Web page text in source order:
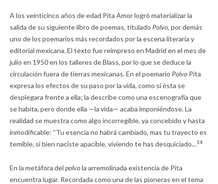
A los veinticinco años de edad Pita Amor logró materializar la
salida de su siguiente libro de poemas, titulado Polvo, por demás
uno de los poemarios más recordados por la escena literaria y
editorial mexicana. El texto fue reimpreso en Madrid en el mes de
julio en 1950 en los talleres de Blass, por lo que se deduce la
circulación fuera de tierras mexicanas. En el poemario Polvo Pita
expresa los efectos de su paso por la vida, como si ésta se
desplegara frente a ella; la describe como una escenografía que
se habita, pero donde ella —la vida— acaba imponiéndose. La
realidad se muestra como algo incorregible, ya concebido y hasta
inmodificable: “Tu esencia no habrá cambiado, mas tu trayecto es
temible, si bien naciste apacible, viviendo te has desquiciado…14
En la metáfora del polvola arremolinada existencia de Pita
encuentra lugar. Recordada como una de las pioneras en el tema